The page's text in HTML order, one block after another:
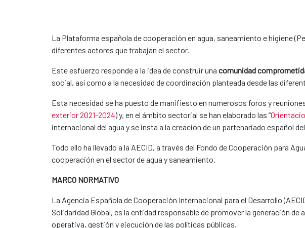
La Plataforma española de cooperación en agua, saneamiento e higiene
diferentes actores que trabajan el sector.
Este esfuerzo responde a la idea de construir una comunidad
social, así como a la necesidad de coordinación planteada desde las
Esta necesidad se ha puesto de manifiesto en numerosos foros y
exterior 2021-2024) y, en el ámbito sectorial se han elaborado las “
internacional del agua y se insta a la creación de un partenariado español
Todo ello ha llevado a la AECID, a través del Fondo de Cooperación para
cooperación en el sector de agua y saneamiento.
MARCO NORMATIVO
La Agencia Española de Cooperación Internacional para el Desarrollo
Solidaridad Global, es la entidad responsable de promover la generación
operativa, gestión y ejecución de las políticas públicas.